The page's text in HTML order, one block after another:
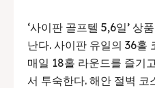
‘사이판 골프텔 5,6일’ 상
난다. 사이판 유일의 36홀
매일 18홀 라운드를 즐기
서 투숙한다. 해안 절벽 코